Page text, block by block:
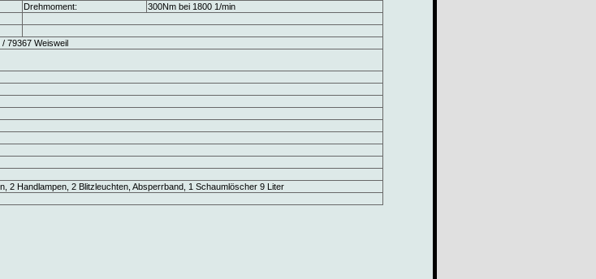
Drehmoment:
300Nm bei 1800 1/min
79367 Weisweil
2 Handlampen, 2 Blitzleuchten, Absperrband, 1 Schaumlöscher 9 Liter